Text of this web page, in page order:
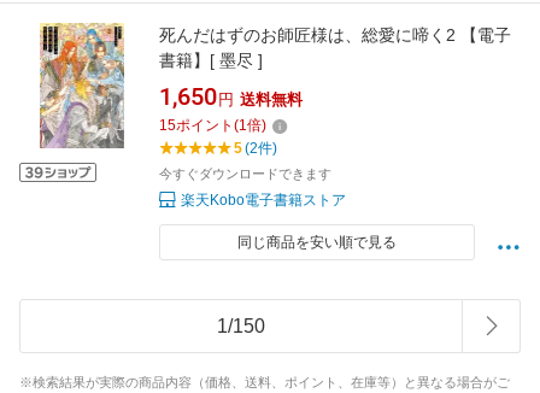
死んだはずのお師匠様は、総愛に啼く2 【電子
書籍】[ 墨尽 ]
1,650 円 送料無料
15ポイント (1倍)
5(2件)
今すぐダウンロードできます
楽天Kobo電子書籍ストア
同じ商品を安い順で見る
1/150
※検索結果が実際の商品内容（価格、送料、ポイント、在庫等）と異なる場合がご